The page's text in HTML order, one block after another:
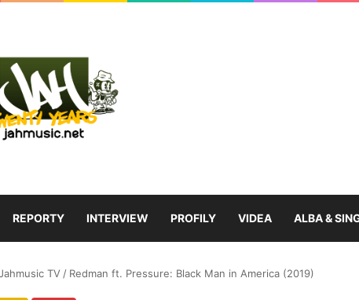
REPORTY INTERVIEW PROFILY VIDEA ALBA &
TV / Redman ft. Pressure: Black Man in America (2019)